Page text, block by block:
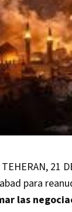
TEHERAN, 21
para
las